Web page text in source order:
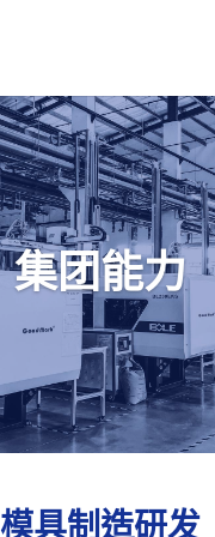
集团能力
模具制造研发